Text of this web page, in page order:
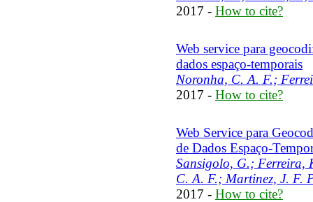
2017 - How to cite?
Web service para
dados espaço-temporais
Noronha, C. A. F.;
2017 - How to cite?
Web Service para
de Dados Espaço-
Sansigolo, G.; Ferreira,
C. A. F.; Martinez, J. F.
2017 - How to cite?